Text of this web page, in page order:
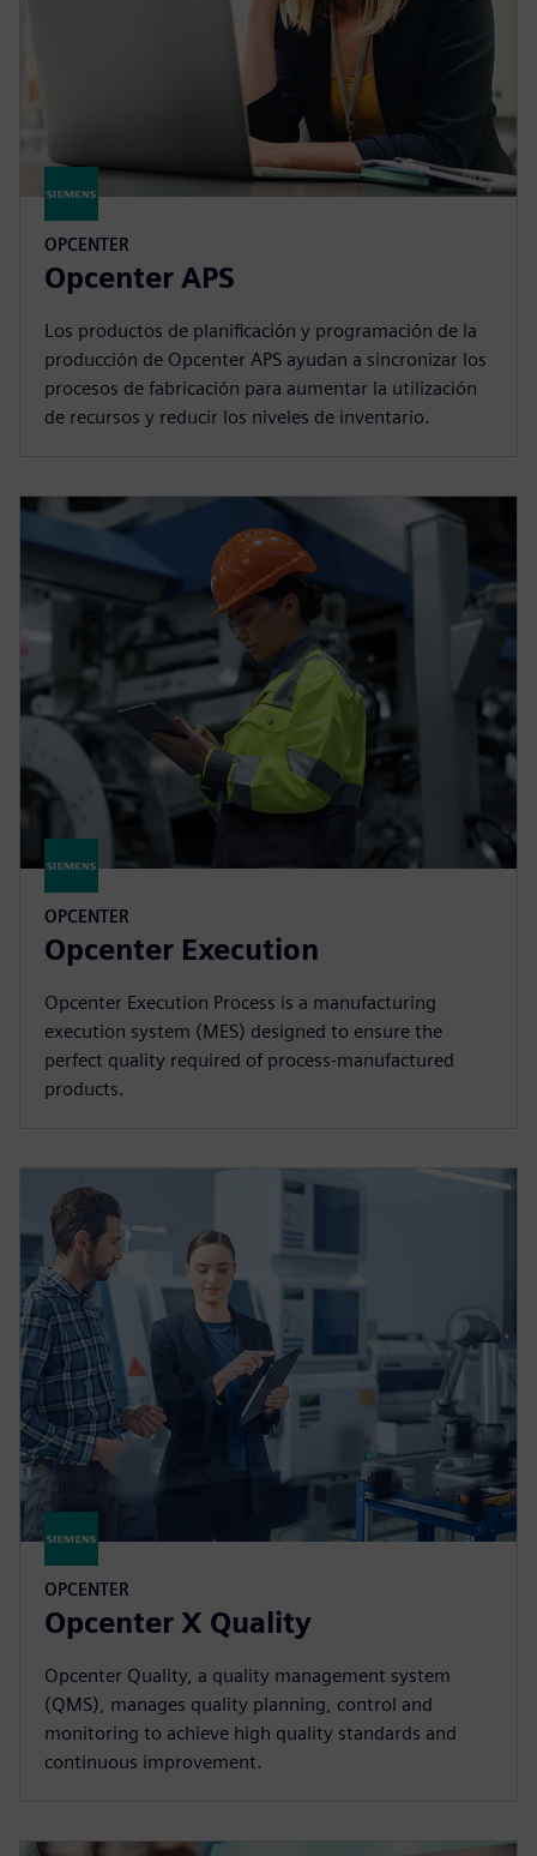
OPCENTER
Opcenter APS
Los productos de planificación y programación de la
producción de Opcenter APS ayudan a sincronizar los
procesos de fabricación para aumentar la utilización
de recursos y reducir los niveles de inventario.
OPCENTER
Opcenter Execution
Opcenter Execution Process is a manufacturing
execution system (MES) designed to ensure the
perfect quality required of process-manufactured
products.
OPCENTER
Opcenter X Quality
Opcenter Quality, a quality management system
(QMS), manages quality planning, control and
monitoring to achieve high quality standards and
continuous improvement.